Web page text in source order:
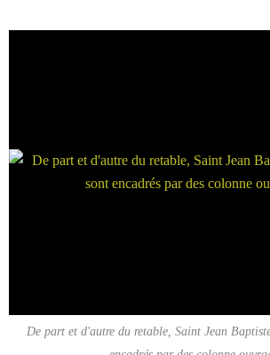
De part et d'autre du retable, Saint Jean